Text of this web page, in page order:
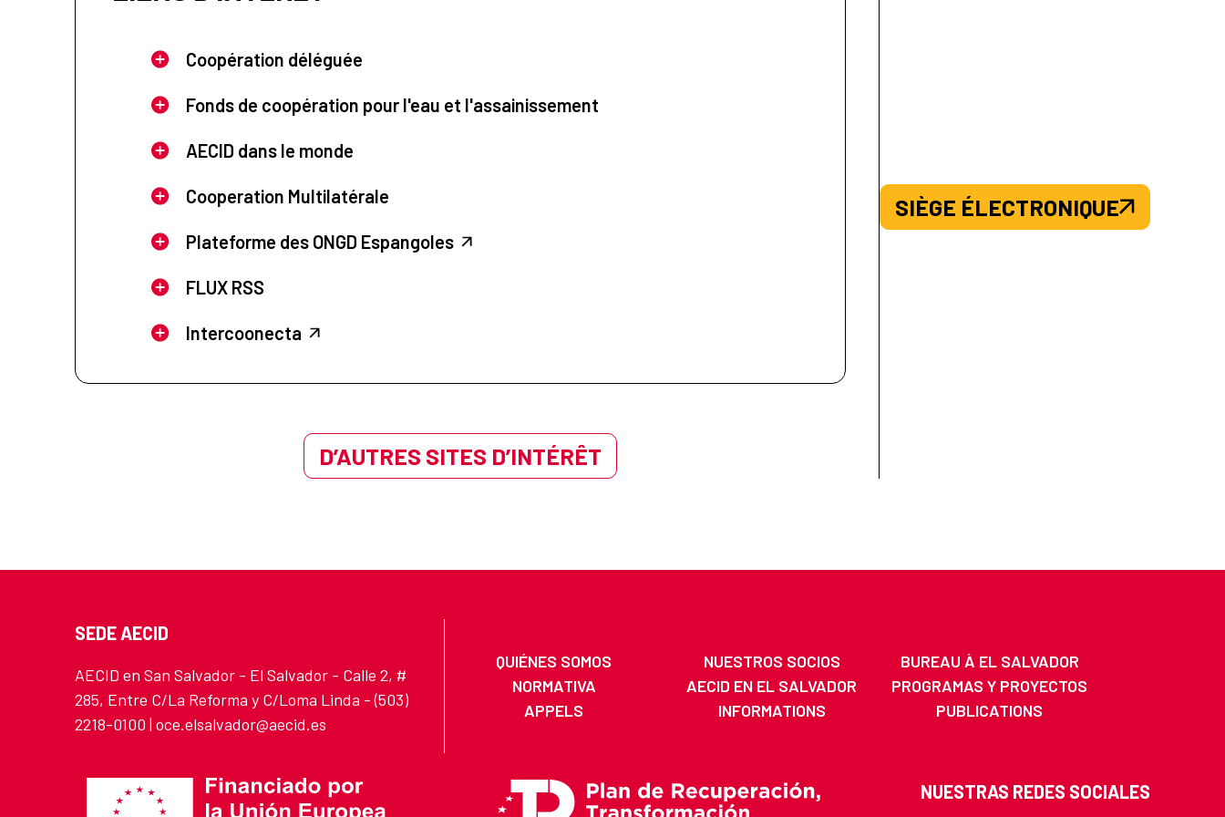
Coopération déléguée
Fonds de coopération pour l'eau et l'assainissement
AECID dans le monde
Cooperation Multilatérale
Plateforme des ONGD Espangoles
FLUX RSS
Intercoonecta
D’AUTRES SITES D’INTÉRÊT
SIÈGE ÉLECTRONIQUE
SEDE AECID
AECID en San Salvador - El Salvador - Calle 2, #
285, Entre C/La Reforma y C/Loma Linda - (503)
2218-0100 | oce.elsalvador@aecid.es
QUIÉNES SOMOS NUESTROS SOCIOS
BUREAU À EL SALVADOR
NORMATIVA
AECID EN EL SALVADOR
PROGRAMAS Y PROYECTOS
APPELS
INFORMATIONS PUBLICATIONS
NUESTRAS REDES SOCIALES